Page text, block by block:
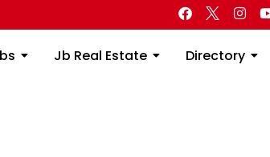
Jb Real Estate Directory
Jb Real Estate